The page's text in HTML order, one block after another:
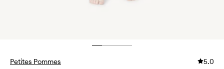
Petites Pommes 5.0